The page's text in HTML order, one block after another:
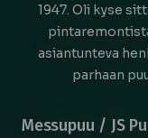
1947. Oli kyse
asiantunteva
parhaan
Messupuu / JS